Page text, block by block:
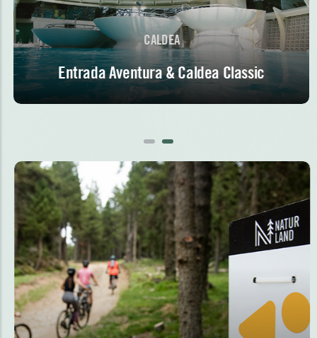
CALDEA
Entrada Aventura & Caldea Classic